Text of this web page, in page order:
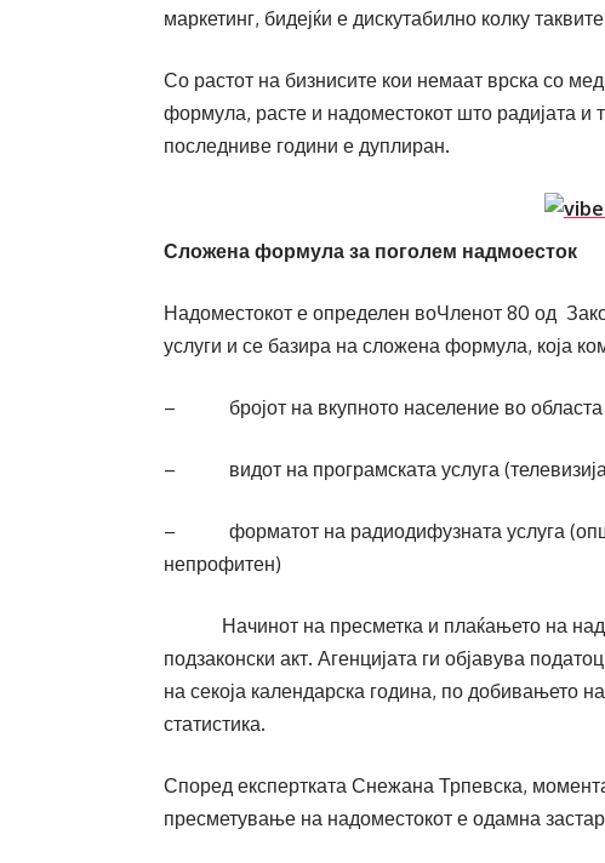
маркетинг, бидејќи е дискутабилно колку
Со растот на бизнисите кои немаат врска со
формула, расте и надоместокот што радијата и
последниве години е дуплиран.
Сложена формула за поголем надмоесток
Надоместокот е определен воЧленот 80 од
услуги и се базира на сложена формула, која
– бројот на вкупното население во областа
– видот на програмската услуга
– форматот на радиодифузната услуга
непрофитен)
Начинот на пресметка и плаќањето на
подзаконски акт. Агенцијата ги објавува
на секоја календарска година, по добивањето
статистика.
Според експертката Снежана Трпевска,
пресметување на надоместокот е одамна